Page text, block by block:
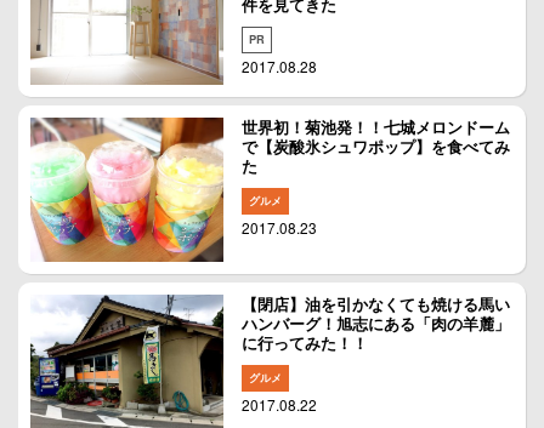
件を見てきた
PR
2017.08.28
世界初！菊池発！！七城メロンドーム
で【炭酸氷シュワポップ】を食べてみ
た
グルメ
2017.08.23
【閉店】油を引かなくても焼ける馬い
ハンバーグ！旭志にある「肉の羊麓」
に行ってみた！！
グルメ
2017.08.22